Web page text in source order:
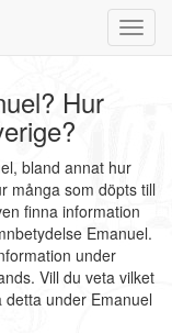
Hur
bland annat hur
många som döpts till
finna information
Emanuel.
under
Vill du veta vilket
under Emanuel